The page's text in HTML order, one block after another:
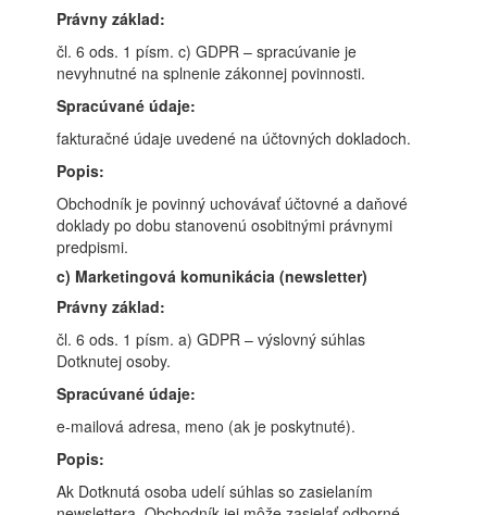
Právny základ:
čl. 6 ods. 1 písm. c) GDPR – spracúvanie je
nevyhnutné na splnenie zákonnej povinnosti.
Spracúvané údaje:
fakturačné údaje uvedené na účtovných dokladoch.
Popis:
Obchodník je povinný uchovávať účtovné a daňové
doklady po dobu stanovenú osobitnými právnymi
predpismi.
c) Marketingová komunikácia (newsletter)
Právny základ:
čl. 6 ods. 1 písm. a) GDPR – výslovný súhlas
Dotknutej osoby.
Spracúvané údaje:
e-mailová adresa, meno (ak je poskytnuté).
Popis:
Ak Dotknutá osoba udelí súhlas so zasielaním